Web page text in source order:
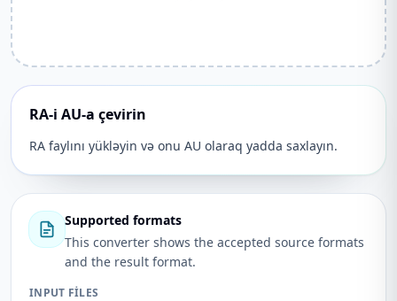
RA-i AU-a çevirin
RA faylını yükləyin və onu AU olaraq yadda saxlayın.
Supported formats
This converter shows the accepted source formats
and the result format.
INPUT FILES